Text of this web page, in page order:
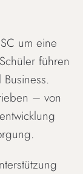
um eine
führen
– von